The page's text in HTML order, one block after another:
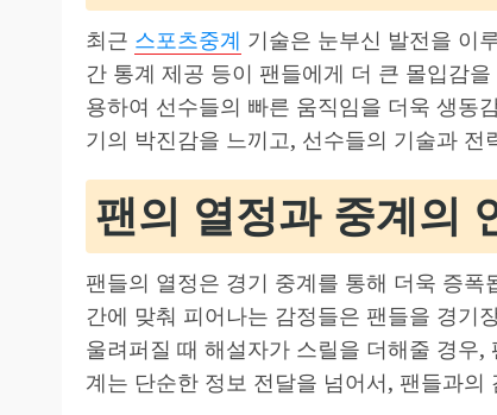
최근 스포츠중계 기술은 눈부신 발전을 이
간 통계 제공 등이 팬들에게 더 큰 몰입감
용하여 선수들의 빠른 움직임을 더욱 생동
기의 박진감을 느끼고, 선수들의 기술과
팬의 열정과 중계의
팬들의 열정은 경기 중계를 통해 더욱 증
간에 맞춰 피어나는 감정들은 팬들을 경기
울려퍼질 때 해설자가 스릴을 더해줄 경우
계는 단순한 정보 전달을 넘어서, 팬들과의